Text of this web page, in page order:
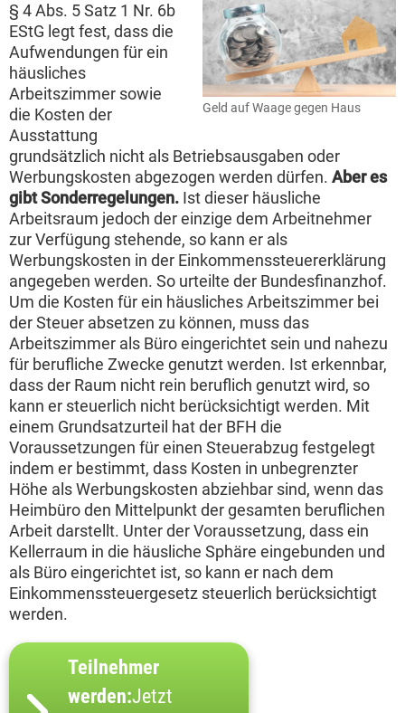
Geld auf Waage gegen Haus
§ 4 Abs. 5 Satz 1 Nr. 6b
EStG legt fest, dass die
Aufwendungen für ein
häusliches
Arbeitszimmer sowie
die Kosten der
Ausstattung
grundsätzlich nicht als Betriebsausgaben oder
Werbungskosten abgezogen werden dürfen. Aber es
gibt Sonderregelungen. Ist dieser häusliche
Arbeitsraum jedoch der einzige dem Arbeitnehmer
zur Verfügung stehende, so kann er als
Werbungskosten in der Einkommenssteuererklärung
angegeben werden. So urteilte der Bundesfinanzhof.
Um die Kosten für ein häusliches Arbeitszimmer bei
der Steuer absetzen zu können, muss das
Arbeitszimmer als Büro eingerichtet sein und nahezu
für berufliche Zwecke genutzt werden. Ist erkennbar,
dass der Raum nicht rein beruflich genutzt wird, so
kann er steuerlich nicht berücksichtigt werden. Mit
einem Grundsatzurteil hat der BFH die
Voraussetzungen für einen Steuerabzug festgelegt
indem er bestimmt, dass Kosten in unbegrenzter
Höhe als Werbungskosten abziehbar sind, wenn das
Heimbüro den Mittelpunkt der gesamten beruflichen
Arbeit darstellt. Unter der Voraussetzung, dass ein
Kellerraum in die häusliche Sphäre eingebunden und
als Büro eingerichtet ist, so kann er nach dem
Einkommenssteuergesetz steuerlich berücksichtigt
werden.
Teilnehmer
werden:Jetzt